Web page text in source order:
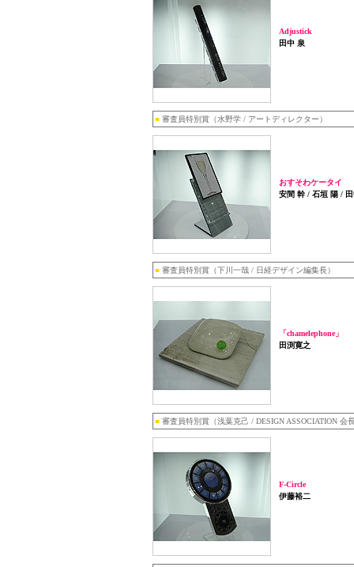
Adjustick
田中 泉
■ 審査員特別賞（水野学 / アートディレクター）
おすそわケータイ
安間 幹 / 石垣 陽 /
■ 審査員特別賞（下川一哉 / 日経デザイン編集長）
「chamelephone」
田渕寛之
■ 審査員特別賞（浅葉克己 / DESIGN ASSOCIATION 会
F-Circle
伊藤裕二